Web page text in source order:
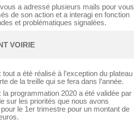
a adressé plusieurs mails pour vous
de son action et a interagi en fonction
et problématiques signalées.
VOIRIE
tout a été réalisé à l’exception du plateau
de la treille qui se fera dans l’année.
la programmation 2020 a été validée par
sur les priorités que nous avons
le 1er trimestre pour un montant de